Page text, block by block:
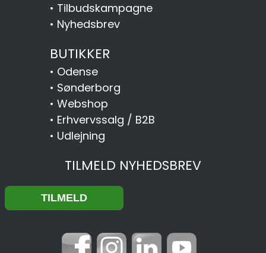
• Tilbudskampagne
• Nyhedsbrev
BUTIKKER
• Odense
• Sønderborg
• Webshop
• Erhvervssalg / B2B
• Udlejning
TILMELD NYHEDSBREV